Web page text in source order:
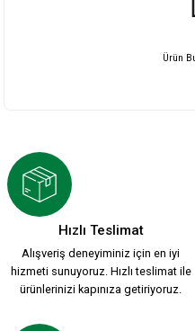
Ürün
Hızlı Teslimat
Alışveriş deneyiminiz için en iyi
hizmeti sunuyoruz. Hızlı teslimat ile
ürünlerinizi kapınıza getiriyoruz.